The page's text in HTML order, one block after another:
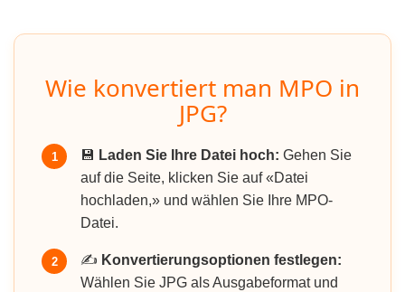
Wie konvertiert man MPO in
JPG?
1 💾 Laden Sie Ihre Datei hoch: Gehen Sie
auf die Seite, klicken Sie auf «Datei
hochladen,» und wählen Sie Ihre MPO-
Datei.
2 ✍️ Konvertierungsoptionen festlegen:
Wählen Sie JPG als Ausgabeformat und